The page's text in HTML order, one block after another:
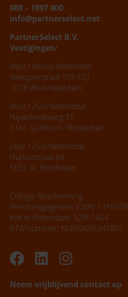
088 – 1997 000
info@partnerselect.net
PartnerSelect B.V.
Vestigingen:
West / Noord Nederland
Weesperstraat 107-121
1018 VN Amsterdam
West / Zuid Nederland
Nijverheidsweg 31
3161 GJ Rhoon / Rotterdam
Oost / Zuid Nederland
Hurksestraat 64
5652 AL Eindhoven
College Bescherming
Persoonsgegevens (CBP): 1315578
KvK te Rotterdam: 52901424
BTW nummer: NL850656345B01
Facebook
LinkedinInstagram
Neem vrijblijvend contact op